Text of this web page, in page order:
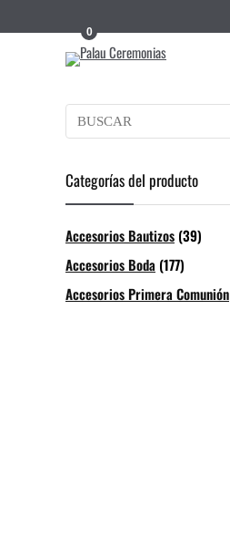
0
Categorías del producto
Accesorios Bautizos (39)
Accesorios Boda (177)
Accesorios Primera Comunión